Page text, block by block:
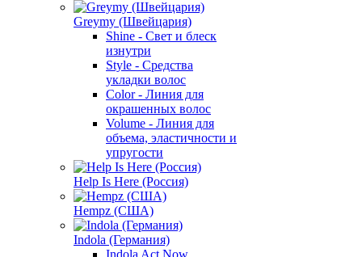
Greymy (Швейцария)
Shine - Свет и блеск
изнутри
Style - Средства
укладки волос
Color - Линия для
окрашенных волос
Volume - Линия для
объема, эластичности и
упругости
Help Is Here (Россия)
Hempz (США)
Indola (Германия)
Indola Act Now